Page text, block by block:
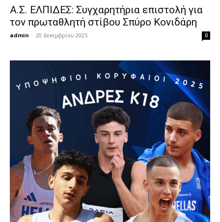
Α.Σ. ΕΛΠΙΔΕΣ: Συγχαρητήρια επιστολή για
τον πρωταθλητή στίβου Σπύρο Κονιδάρη
admin - 20 Δεκεμβρίου 2025 0